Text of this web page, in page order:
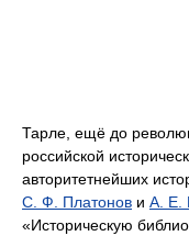
Тарле, ещё до
российской
авторитетнейших
С. Ф. Платонов и А. Е.
«Историческую